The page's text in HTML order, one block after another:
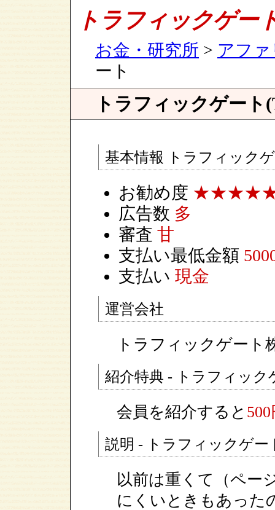
トラフィックゲー
お金・研究所 > アフ
ート
トラフィックゲー
基本情報 トラフィック
お勧め度
広告数 多
審査 甘
支払い最低金額
支払い 現金
運営会社
トラフィックゲート
紹介特典 - トラフィック
会員を紹介すると
説明 - トラフィックゲー
以前は重くて（ペー
にくいときもあった